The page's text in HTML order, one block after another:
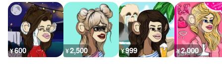
¥600 ¥2,500 ¥999 ¥2,000